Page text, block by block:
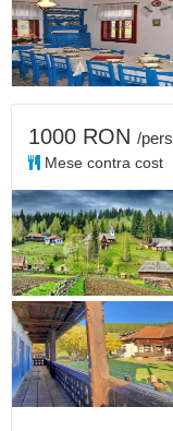
1000 RON /pers
Mese contra cost